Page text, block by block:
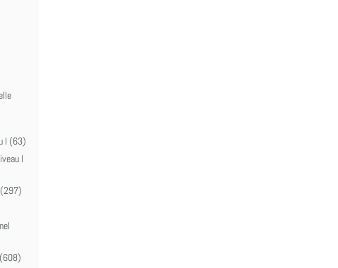
I (63)
I